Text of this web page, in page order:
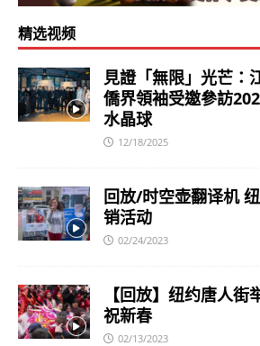
精选视频
見證「無限」光芒：
僑界領袖受邀參訪
水晶球
12/18/2025
回放/时空壶翻译机
销活动
02/24/2023
【回放】纽约唐人
祝新春
02/13/2023